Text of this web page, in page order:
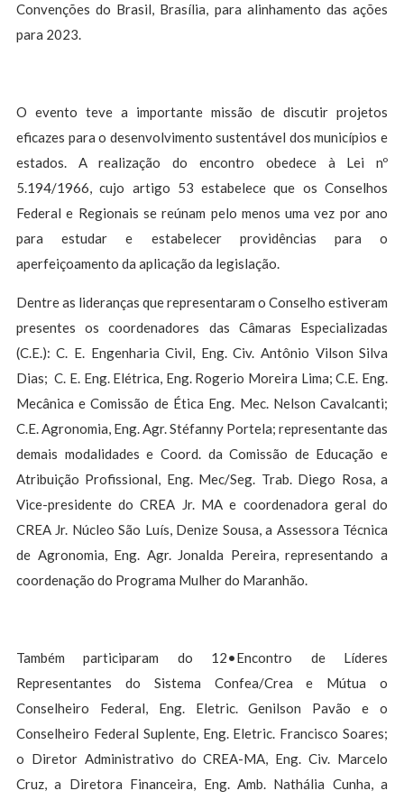
Convenções do Brasil, Brasília, para alinhamento das ações
para 2023.
O evento teve a importante missão de discutir projetos
eficazes para o desenvolvimento sustentável dos municípios e
estados. A realização do encontro obedece à Lei nº
5.194/1966, cujo artigo 53 estabelece que os Conselhos
Federal e Regionais se reúnam pelo menos uma vez por ano
para estudar e estabelecer providências para o
aperfeiçoamento da aplicação da legislação.
Dentre as lideranças que representaram o Conselho estiveram
presentes os coordenadores das Câmaras Especializadas
(C.E.): C. E. Engenharia Civil, Eng. Civ. Antônio Vilson Silva
Dias; C. E. Eng. Elétrica, Eng. Rogerio Moreira Lima; C.E. Eng.
Mecânica e Comissão de Ética Eng. Mec. Nelson Cavalcanti;
C.E. Agronomia, Eng. Agr. Stéfanny Portela; representante das
demais modalidades e Coord. da Comissão de Educação e
Atribuição Profissional, Eng. Mec/Seg. Trab. Diego Rosa, a
Vice-presidente do CREA Jr. MA e coordenadora geral do
CREA Jr. Núcleo São Luís, Denize Sousa, a Assessora Técnica
de Agronomia, Eng. Agr. Jonalda Pereira, representando a
coordenação do Programa Mulher do Maranhão.
Também participaram do 12•Encontro de Líderes
Representantes do Sistema Confea/Crea e Mútua o
Conselheiro Federal, Eng. Eletric. Genilson Pavão e o
Conselheiro Federal Suplente, Eng. Eletric. Francisco Soares;
o Diretor Administrativo do CREA-MA, Eng. Civ. Marcelo
Cruz, a Diretora Financeira, Eng. Amb. Nathália Cunha, a